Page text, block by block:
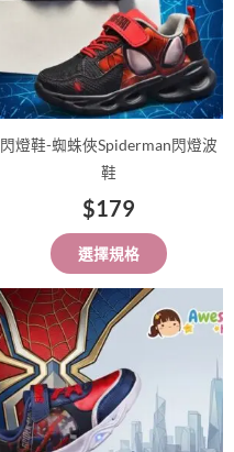
閃燈鞋-蜘蛛俠Spiderman閃燈波
鞋
$179
選擇規格
式。
可
在
產
頁
面
選
擇
選
項
此
產
有
多
種